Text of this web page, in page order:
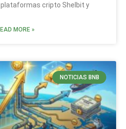
cripto Shelbit y
MORE »
NOTICIAS BNB